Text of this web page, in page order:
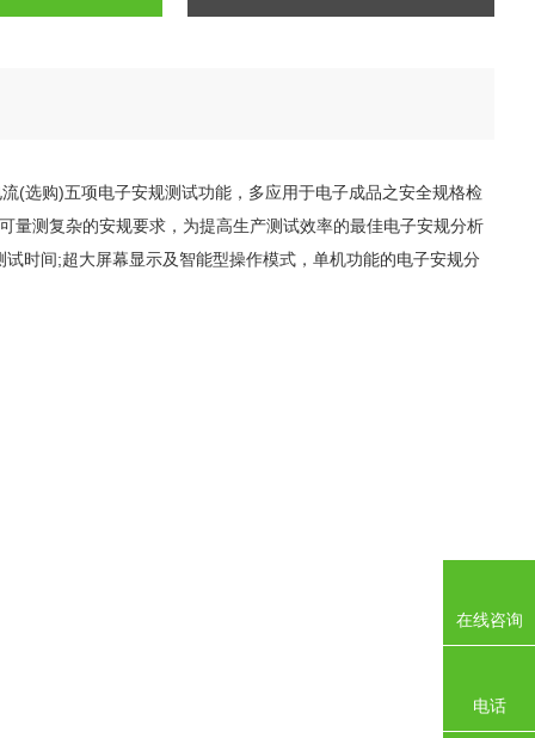
(选购)五项电子安规测试功能，多应用于电子成品之安全规格检
量测复杂的安规要求，为提高生产测试效率的最佳电子安规分析
试时间;超大屏幕显示及智能型操作模式，单机功能的电子安规分
在线咨询
电话